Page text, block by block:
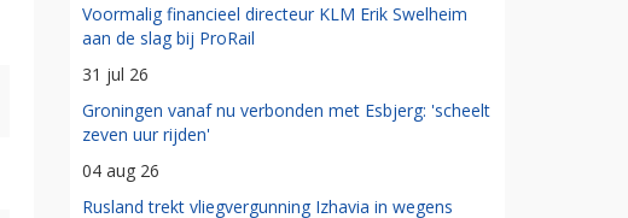
Voormalig financieel directeur KLM Erik Swelheim
aan de slag bij ProRail
31 jul 26
Groningen vanaf nu verbonden met Esbjerg: 'scheelt
zeven uur rijden'
04 aug 26
Rusland trekt vliegvergunning Izhavia in wegens